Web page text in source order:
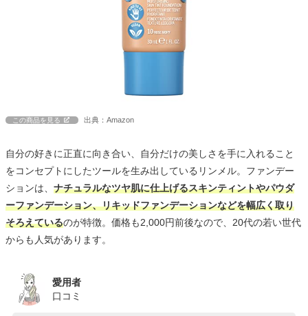
この商品を見る 出典：Amazon
自分の好きに正直に向き合い、自分だけの美しさを手に入れること
をコンセプトにしたツールを生み出しているリンメル。ファンデー
ションは、 ナチュラルなツヤ肌に仕上げるスキンティントやパウダ
ーファンデーション、リキッドファンデーションなどを幅広く取り
そろえているのが特徴。価格も2,000円前後なので、20代の若い世代
からも人気があります。
愛用者
口コミ